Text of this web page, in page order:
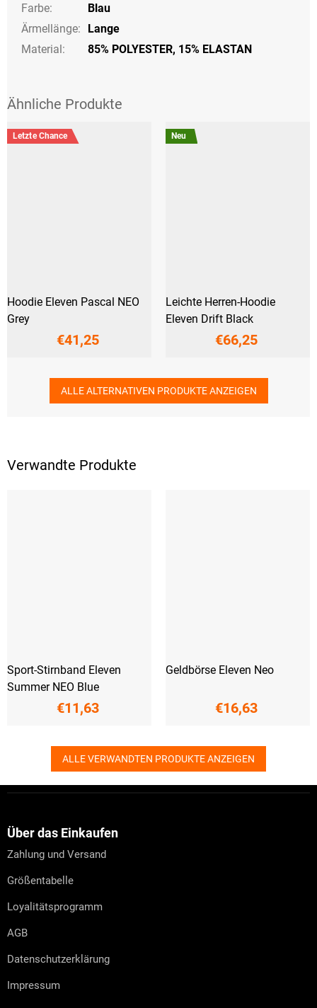
Verwandte Produkte
Sport-Stirnband Eleven
Summer NEO Blue
€11,63
Geldbörse Eleven Neo
€16,63
ALLE VERWANDTEN PRODUKTE ANZEIGEN
Farbe:
Blau
Ärmellänge:
Lange
Material:
85% POLYESTER, 15% ELASTAN
Letzte Chance
Hoodie Eleven Pascal NEO
Grey
€41,25
Neu
Leichte Herren-Hoodie
Eleven Drift Black
€66,25
ALLE ALTERNATIVEN PRODUKTE ANZEIGEN
Über das Einkaufen
Zahlung und Versand
Größentabelle
Loyalitätsprogramm
AGB
Datenschutzerklärung
Impressum